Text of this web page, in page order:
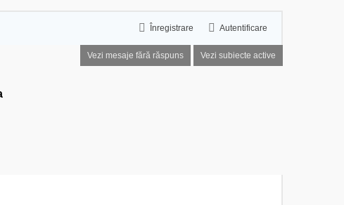
Autentificare
Înregistrare
Vezi mesaje fără răspuns Vezi subiecte active